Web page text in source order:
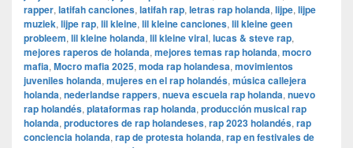
rapper, latifah canciones, latifah rap, letras rap holanda, lijpe, lijpe
muziek, lijpe rap, lil kleine, lil kleine canciones, lil kleine geen
probleem, lil kleine holanda, lil kleine viral, lucas & steve rap,
mejores raperos de holanda, mejores temas rap holanda, mocro
mafia, Mocro mafia 2025, moda rap holandesa, movimientos
juveniles holanda, mujeres en el rap holandés, música callejera
holanda, nederlandse rappers, nueva escuela rap holanda, nuevo
rap holandés, plataformas rap holanda, producción musical rap
holanda, productores de rap holandeses, rap 2023 holandés, rap
conciencia holanda, rap de protesta holanda, rap en festivales de